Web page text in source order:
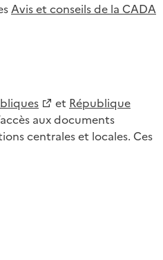
Avis et conseils de la CADA
et République
aux documents
centrales et locales. Ces